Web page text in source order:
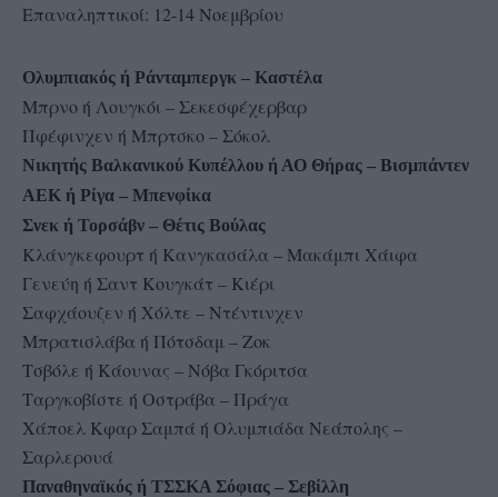
Επαναληπτικοί: 12-14 Νοεμβρίου
Ολυμπιακός ή Ράνταμπεργκ – Καστέλα
Μπρνο ή Λουγκόι – Σεκεσφέχερβαρ
Πφέφινχεν ή Μπρτσκο – Σόκολ
Νικητής Βαλκανικού Κυπέλλου ή ΑΟ Θήρας – Βισμπάντεν
ΑΕΚ ή Ρίγα – Μπενφίκα
Σνεκ ή Τορσάβν – Θέτις Βούλας
Κλάνγκεφουρτ ή Κανγκασάλα – Μακάμπι Χάιφα
Γενεύη ή Σαντ Κουγκάτ – Κιέρι
Σαφχάουζεν ή Χόλτε – Ντέντινχεν
Μπρατισλάβα ή Πότσδαμ – Ζοκ
Τσβόλε ή Κάουνας – Νόβα Γκόριτσα
Ταργκοβίστε ή Οστράβα – Πράγα
Χάποελ Κφαρ Σαμπά ή Ολυμπιάδα Νεάπολης –
Σαρλερουά
Παναθηναϊκός ή ΤΣΣΚΑ Σόφιας – Σεβίλλη